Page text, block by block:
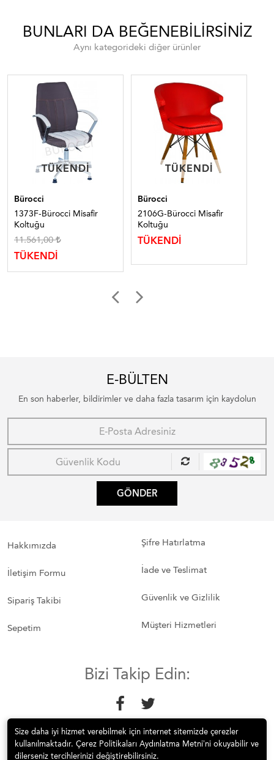
BUNLARI DA BEĞENEBILIRSINIZ
Aynı kategorideki diğer ürünler
TÜKENDI
TÜKENDI
Bürocci
1373F-Bürocci Misafir
Koltuğu
11.561,00
TÜKENDİ
TÜKENDI
TÜKENDI
Bürocci
2106G-Bürocci Misafir
Koltuğu
TÜKENDİ
E-BÜLTEN
En son haberler, bildirimler ve daha fazla tasarım için kaydolun
GÖNDER
Hakkımızda
İletişim Formu
Sipariş Takibi
Sepetim
Şifre Hatırlatma
İade ve Teslimat
Güvenlik ve Gizlilik
Müşteri Hizmetleri
Bizi Takip Edin:
Size daha iyi hizmet verebilmek için internet sitemizde çerezler
kullanılmaktadır. Çerez Politikaları Aydınlatma Metni’ni okuyabilir ve
dilerseniz tercihlerinizi değiştirebilirsiniz.